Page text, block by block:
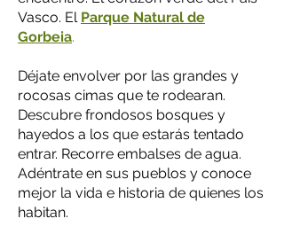
Vasco. El Parque Natural de
Gorbeia.
Déjate envolver por las grandes y
rocosas cimas que te rodearan.
Descubre frondosos bosques y
hayedos a los que estarás tentado
entrar. Recorre embalses de agua.
Adéntrate en sus pueblos y conoce
mejor la vida e historia de quienes los
habitan.